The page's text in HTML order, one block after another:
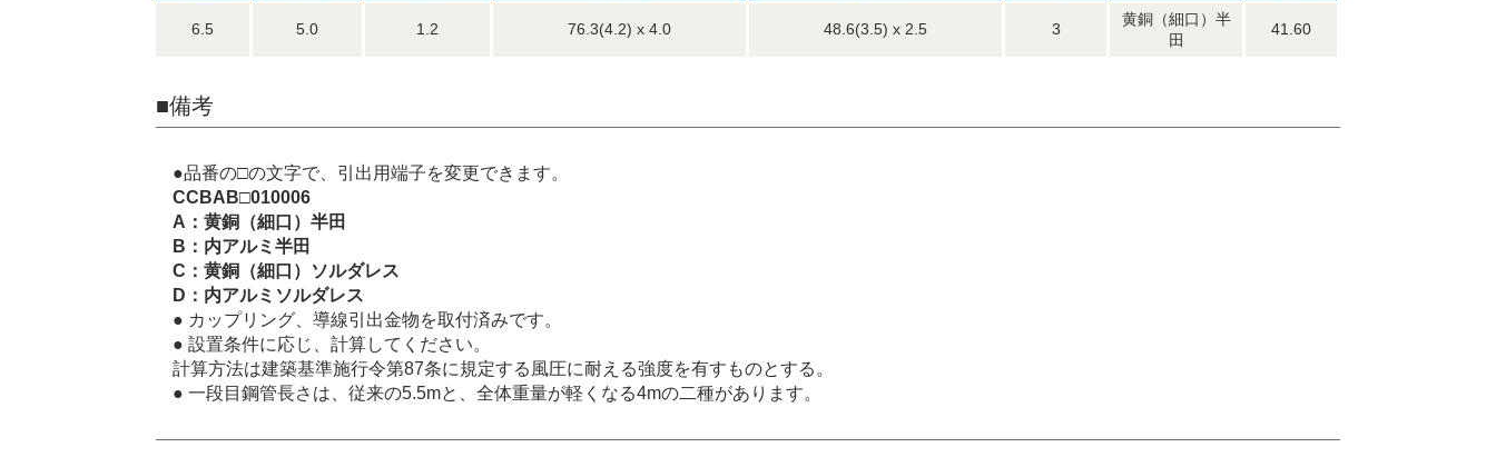
6.5 5.0 1.2 76.3(4.2) x 4.0 48.6(3.5) x 2.5 3
黄銅（細口）半
田
41.60
■備考
●品番の□の文字で、引出用端子を変更できます。
CCBAB□010006
A：黄銅（細口）半田
B：内アルミ半田
C：黄銅（細口）ソルダレス
D：内アルミソルダレス
● カップリング、導線引出金物を取付済みです。
● 設置条件に応じ、計算してください。
計算方法は建築基準施行令第87条に規定する風圧に耐える強度を有すものとする。
● 一段目鋼管長さは、従来の5.5mと、全体重量が軽くなる4mの二種があります。